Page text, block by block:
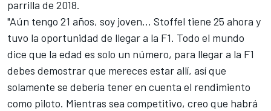
parrilla de 2018.
"Aún tengo 21 años, soy joven... Stoffel tiene 25 ahora y
tuvo la oportunidad de llegar a la F1. Todo el mundo
dice que la edad es solo un número, para llegar a la F1
debes demostrar que mereces estar allí, así que
solamente se debería tener en cuenta el rendimiento
como piloto. Mientras sea competitivo, creo que habrá